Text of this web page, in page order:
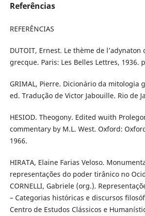
Referências
REFERÊNCIAS
DUTOIT, Ernest. Le thème de l’adynaton
grecque. Paris: Les Belles Lettres, 1936.
GRIMAL, Pierre. Dicionário da mitologia
ed. Tradução de Victor Jabouille. Rio de
HESIOD. Theogony. Edited wuith
commentary by M.L. West. Oxford:
1966.
HIRATA, Elaine Farias Veloso.
representações do poder tirânico no
CORNELLI, Gabriele (org.).
– Categorias históricas e discursos
Centro de Estudos Clássicos e